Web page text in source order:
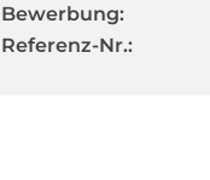
Bewerbung:
Referenz-Nr.: